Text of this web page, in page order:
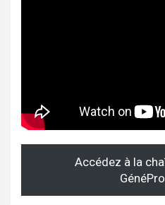
Accédez à la